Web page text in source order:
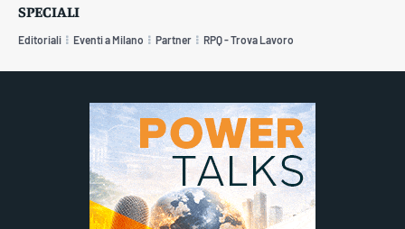
SPECIALI
Editoriali Eventi a Milano Partner RPQ - Trova Lavoro